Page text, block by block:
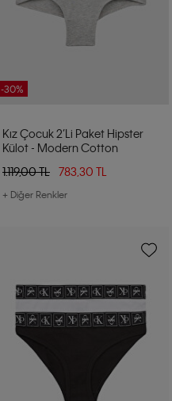
-30%
Kız Çocuk 2’li Paket Hipster
Külot - Modern Cotton
1.119,00 TL
783,30 TL
+ Diğer Renkler